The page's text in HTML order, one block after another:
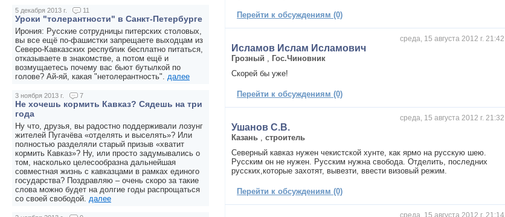
Перейти к обсуждениям (0)
среда, 15 августа 2012 г. 21:42
Исламов Ислам Исламович
Грозный
Гос.Чиновник
Скорей бы уже!
Перейти к обсуждениям (0)
среда, 15 августа 2012 г. 21:32
Ушанов С.В.
Казань ,строитель
Северный кавказ нужен чекистской хунте, как ярмо на русскую шею.
Русским он не нужен. Русским нужна свобода. Отделить, последних
русских,которые захотят, вывезти, ввести визовый режим.
Перейти к обсуждениям (0)
среда, 15 августа 2012 г. 21:14
5 декабря 2013 г. 11
Уроки "толерантности" в Санкт-Петербурге
Ирония: Русские сотрудницы питерских столовых,
вы все ещё по-фашистки запрещаете выходцам из
Северо-Кавказских республик бесплатно питаться,
отказываете в знакомстве, а потом ещё и
возмущаетесь почему вас бьют бутылкой по
голове? Ай-яй, какая "нетолерантность". далее
3 ноября 2013 г. 7
Не хочешь кормить Кавказ? Сядешь на три
года
Ну что, друзья, вы радостно поддерживали лозунг
жителей Пугачёва «отделять и выселять»? Или
полностью разделяли старый призыв «хватит
кормить Кавказ»? Ну, или просто задумывались о
том, насколько целесообразна дальнейшая
совместная жизнь с кавказцами в рамках единого
государства? Поздравляю – очень скоро за такие
слова можно будет на долгие годы распрощаться
со своей свободой. далее